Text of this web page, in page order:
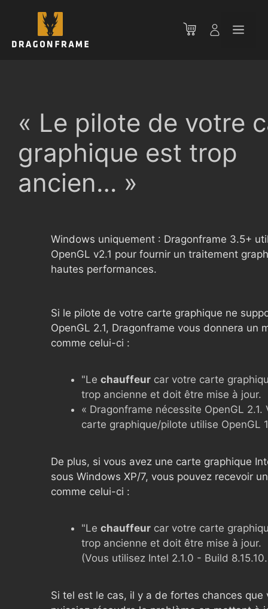
contenu
« Le pilote de votre
graphique est trop
ancien… »
Windows uniquement : Dragonframe 3.5+
OpenGL v2.1 pour fournir un traitement
hautes performances.
Si le pilote de votre carte graphique ne
OpenGL 2.1, Dragonframe vous donnera un
comme celui-ci :
"Le chauffeur car votre carte
trop ancienne et doit être mise à jour.
« Dragonframe nécessite OpenGL 2.1.
carte graphique/pilote utilise OpenGL
De plus, si vous avez une carte graphique
sous Windows XP/7, vous pouvez recevoir
comme celui-ci :
"Le chauffeur car votre carte
trop ancienne et doit être mise à jour.
(Vous utilisez Intel 2.1.0 - Build
Si tel est le cas, il y a de fortes chances que